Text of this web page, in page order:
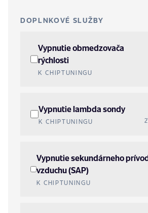
DOPLNKOVÉ SLUŽBY
Vypnutie obmedzovača
rýchlosti
K CHIPTUNINGU
Vypnutie lambda sondy
K CHIPTUNINGU
Vypnutie sekundárneho
vzduchu (SAP)
K CHIPTUNINGU